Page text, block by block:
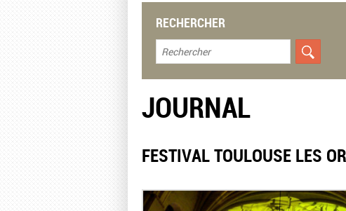
RECHERCHER
JOURNAL
FESTIVAL TOULOUSE LES